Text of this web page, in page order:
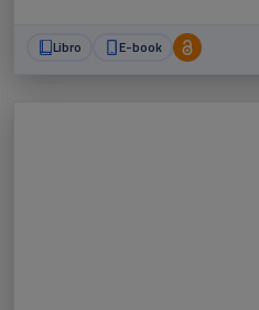
Libro E-book